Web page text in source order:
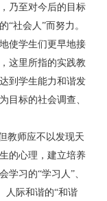
乃至对今后的目标
“社会人”而努力。
使学生们更早地接
这里所指的实践教
到学生能力和谐发
目标的社会调查、
教师应不以发现天
的心理，建立培养
学习的“学习人”、
人际和谐的“和谐